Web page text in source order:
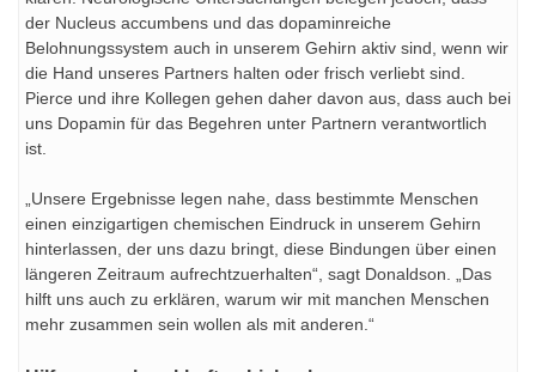
der Nucleus accumbens und das dopaminreiche
Belohnungssystem auch in unserem Gehirn aktiv sind, wenn wir
die Hand unseres Partners halten oder frisch verliebt sind.
Pierce und ihre Kollegen gehen daher davon aus, dass auch bei
uns Dopamin für das Begehren unter Partnern verantwortlich
ist.
„Unsere Ergebnisse legen nahe, dass bestimmte Menschen
einen einzigartigen chemischen Eindruck in unserem Gehirn
hinterlassen, der uns dazu bringt, diese Bindungen über einen
längeren Zeitraum aufrechtzuerhalten“, sagt Donaldson. „Das
hilft uns auch zu erklären, warum wir mit manchen Menschen
mehr zusammen sein wollen als mit anderen.“